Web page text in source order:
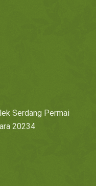
Serdang Permai
20234